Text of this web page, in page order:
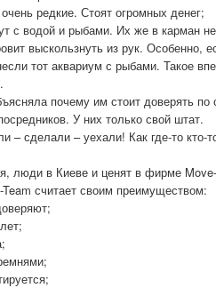
редкие. Стоят огромных денег;
с водой и рыбами. Их же в карман
выскользнуть из рук. Особенно,
тот аквариум с рыбами. Такое
почему им стоит доверять
У них только свой штат.
– сделали – уехали! Как где-то кто-
люди в Киеве и ценят в фирме
считает своим преимуществом: